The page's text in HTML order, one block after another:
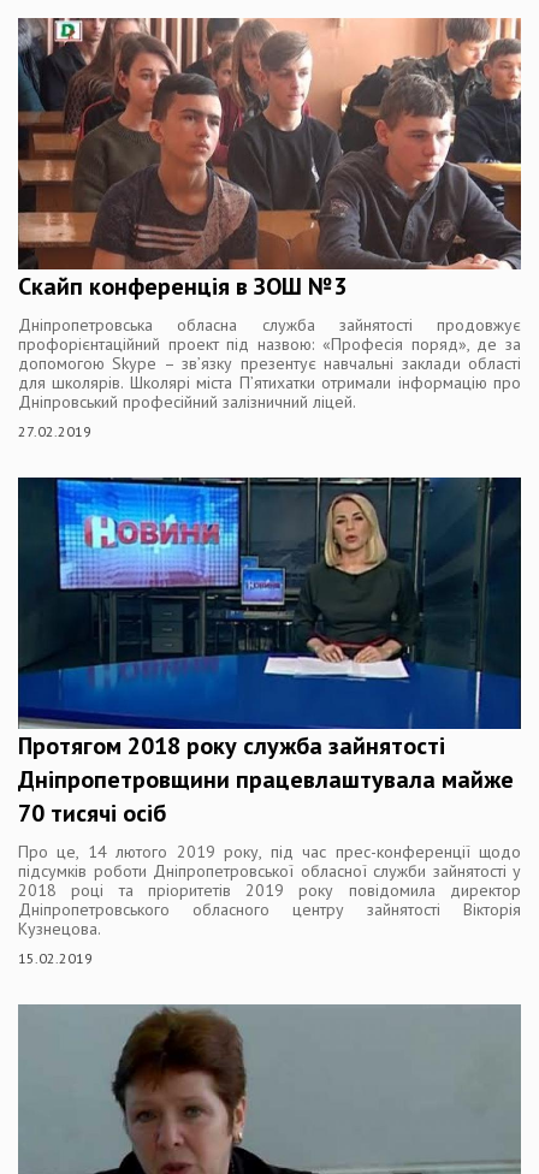
Скайп конференція в ЗОШ №3
Дніпропетровська обласна служба зайнятості продовжує
профорієнтаційний проект під назвою: «Професія поряд», де за
допомогою Skype – зв’язку презентує навчальні заклади області
для школярів. Школярі міста П’ятихатки отримали інформацію про
Дніпровський професійний залізничний ліцей.
27.02.2019
Протягом 2018 року служба зайнятості
Дніпропетровщини працевлаштувала майже
70 тисячі осіб
Про це, 14 лютого 2019 року, під час прес-конференції щодо
підсумків роботи Дніпропетровської обласної служби зайнятості у
2018 році та пріоритетів 2019 року повідомила директор
Дніпропетровського обласного центру зайнятості Вікторія
Кузнецова.
15.02.2019